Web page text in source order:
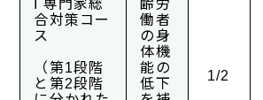
I 専門家総
合対策コー
ス
（第1段階
と第2段階
齢労
働者
の身
体機
能の
低下
1/2